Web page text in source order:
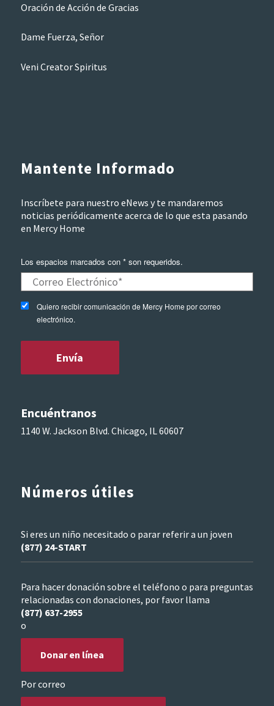
Oración de Acción de Gracias
Dame Fuerza, Señor
Veni Creator Spiritus
Mantente Informado
Inscríbete para nuestro eNews y te mandaremos
noticias periódicamente acerca de lo que esta pasando
en Mercy Home
Los espacios marcados con * son requeridos.
Quiero recibir comunicación de Mercy Home por correo
electrónico.
Encuéntranos
1140 W. Jackson Blvd. Chicago, IL 60607
Números útiles
Si eres un niño necesitado o parar referir a un joven
(877) 24-START
Para hacer donación sobre el teléfono o para preguntas
relacionadas con donaciones, por favor llama
(877) 637-2955
o
Donar en línea
Por correo